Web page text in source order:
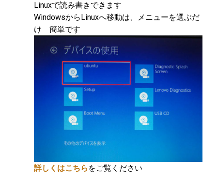
Linuxで読み書きできます
WindowsからLinuxへ移動は、メニューを選ぶだ
け 簡単です
詳しくはこちら をご覧ください